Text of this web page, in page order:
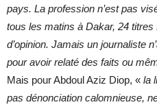
pays. La profession n’est pas
tous les matins à Dakar, 24
d’opinion. Jamais un journaliste
pour avoir relaté des faits ou
Mais pour Abdoul Aziz Diop, « la
pas dénonciation calomnieuse,